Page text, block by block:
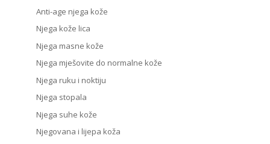
Anti-age njega kože
Njega kože lica
Njega masne kože
Njega mješovite do normalne kože
Njega ruku i noktiju
Njega stopala
Njega suhe kože
Njegovana i lijepa koža